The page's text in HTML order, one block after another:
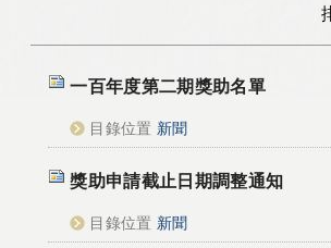
一百年度第二期獎助名單
目錄位置 新聞
獎助申請截止日期調整通知
目錄位置 新聞